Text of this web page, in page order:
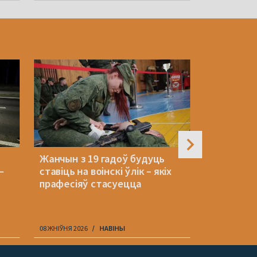
Жанчын з 19 гадоў будуць
ставіць на воінскі ўлік – якіх
прафесіяў стасуецца
08 ЖНІЎНЯ 2026 НАВІНЫ